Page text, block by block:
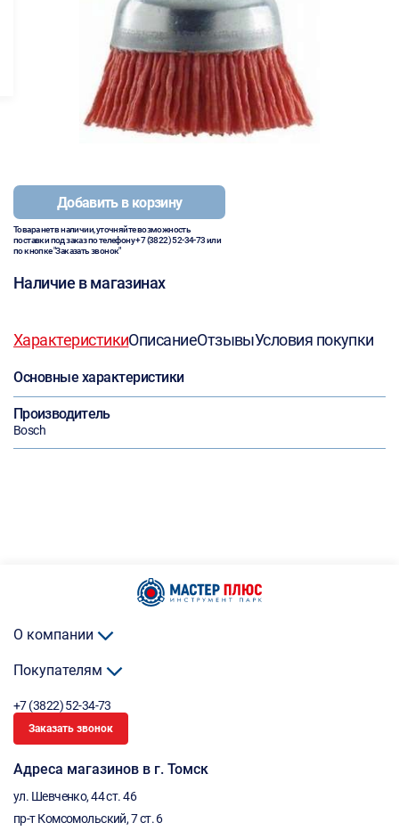
Добавить в корзину
Товара нет в наличии, уточняйте возможность
поставки под заказ по телефону+7 (3822) 52-34-73или
по кнопке "Заказать звонок"
Наличие в магазинах
ХарактеристикиОписаниеОтзывыУсловия покупки
Основные характеристики
Производитель
Bosch
О компании
Покупателям
+7 (3822) 52-34-73
Заказать звонок
Адреса магазинов в г. Томск
ул. Шевченко, 44 ст. 46
пр-т Комсомольский, 7 ст. 6